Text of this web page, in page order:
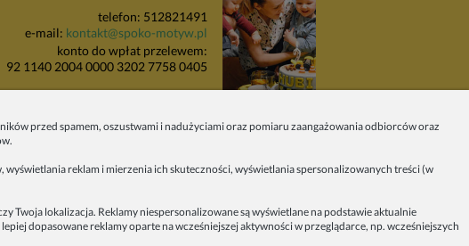
telefon: 512821491
e-mail: kontakt@spoko-motyw.pl
konto do wpłat przelewem:
92 1140 2004 0000 3202 7758 0405
Pracownia Spoko Motyw
8i (za szlabanem, wejście z
społecznościowych!
przed spamem, oszustwami i nadużyciami oraz pomiaru zaangażowania odbiorców oraz
reklam i mierzenia ich skuteczności, wyświetlania spersonalizowanych treści (w
Twoja lokalizacja. Reklamy niespersonalizowane są wyświetlane na podstawie aktualnie
dopasowane reklamy oparte na wcześniejszej aktywności w przeglądarce, np. wcześniejszych